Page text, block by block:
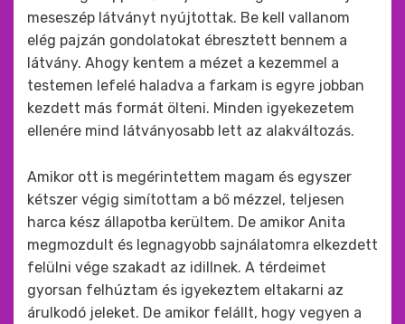
meseszép látványt nyújtottak. Be kell vallanom
elég pajzán gondolatokat ébresztett bennem a
látvány. Ahogy kentem a mézet a kezemmel a
testemen lefelé haladva a farkam is egyre jobban
kezdett más formát ölteni. Minden igyekezetem
ellenére mind látványosabb lett az alakváltozás.
Amikor ott is megérintettem magam és egyszer
kétszer végig simítottam a bő mézzel, teljesen
harca kész állapotba kerültem. De amikor Anita
megmozdult és legnagyobb sajnálatomra elkezdett
felülni vége szakadt az idillnek. A térdeimet
gyorsan felhúztam és igyekeztem eltakarni az
árulkodó jeleket. De amikor felállt, hogy vegyen a